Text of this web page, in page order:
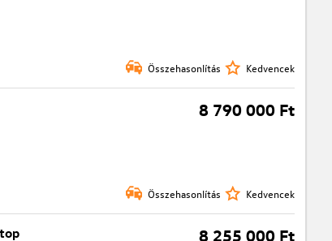
Összehasonlítás Kedvencek
8 790 000 Ft
Összehasonlítás Kedvencek
8 255 000 Ft